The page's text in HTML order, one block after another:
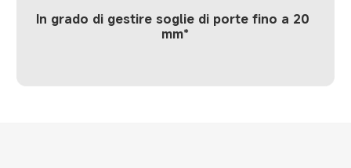
In grado di gestire soglie di porte fino a 20
mm*